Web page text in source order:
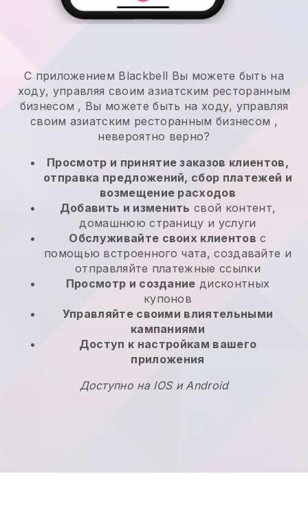
С приложением Blackbell Вы можете быть на
ходу, управляя своим азиатским ресторанным
бизнесом , Вы можете быть на ходу, управляя
своим азиатским ресторанным бизнесом ,
невероятно верно?
Просмотр и принятие заказов клиентов,
отправка предложений, сбор платежей и
возмещение расходов
Добавить и изменить свой контент,
домашнюю страницу и услуги
Обслуживайте своих клиентов с
помощью встроенного чата, создавайте и
отправляйте платежные ссылки
Просмотр и создание дисконтных
купонов
Управляйте своими влиятельными
кампаниями
Доступ к настройкам вашего
приложения
Доступно на IOS и Android